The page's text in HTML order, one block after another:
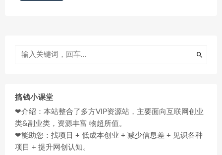
搞钱小课堂
❤介绍：本站整合了多方VIP资源站，主要面向互联网创业
类&副业类，资源丰富 物超所值。
❤能助您：找项目 + 低成本创业 + 减少信息差 + 见识各种
项目 + 提升网创认知。